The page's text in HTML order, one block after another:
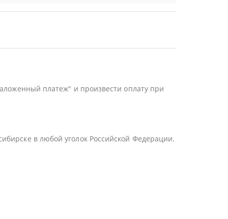
платеж" и произвести оплату при
в любой уголок Российской Федерации.